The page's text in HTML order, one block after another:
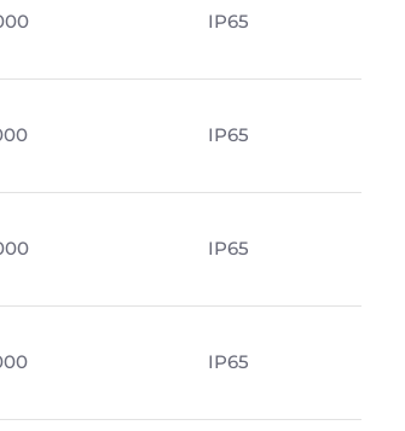
IP65
IP65
IP65
IP65